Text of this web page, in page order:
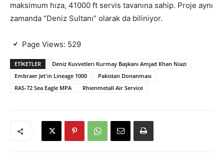
maksimum hıza, 41000 ft servis tavanına sahip. Proje aynı
zamanda “Deniz Sultanı” olarak da biliniyor.
Page Views: 529
ETIKETLER
Deniz Kuvvetleri Kurmay Başkanı Amjad Khan Niazi
Embraer Jet'in Lineage 1000
Pakistan Donanması
RAS-72 Sea Eagle MPA
Rhienmetall Air Service